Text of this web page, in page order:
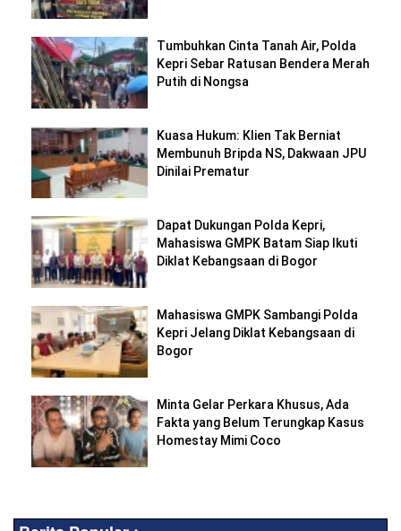
Tumbuhkan Cinta Tanah Air, Polda
Kepri Sebar Ratusan Bendera Merah
Putih di Nongsa
Kuasa Hukum: Klien Tak Berniat
Membunuh Bripda NS, Dakwaan JPU
Dinilai Prematur
Dapat Dukungan Polda Kepri,
Mahasiswa GMPK Batam Siap Ikuti
Diklat Kebangsaan di Bogor
Mahasiswa GMPK Sambangi Polda
Kepri Jelang Diklat Kebangsaan di
Bogor
Minta Gelar Perkara Khusus, Ada
Fakta yang Belum Terungkap Kasus
Homestay Mimi Coco